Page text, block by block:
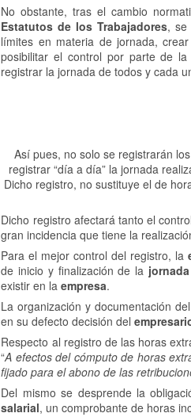
No obstante, tras el cambio
Estatutos de los Trabajadores, se
límites en materia de jornada,
posibilitar el control por parte de la
registrar la jornada de todos y cada
Así pues, no solo se registrarán
registrar “día a día” la jornada
Dicho registro, no sustituye el de
Dicho registro afectará tanto el
gran incidencia que tiene la
Para el mejor control del registro, la
de inicio y finalización de la
existir en laempresa.
La organización y documentación
en su defecto decisión del
Respecto al registro de las horas
“A efectos del cómputo de horas
fijado para el abono de las
Del mismo se desprende la
salarial, un comprobante de horas